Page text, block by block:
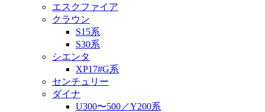
エスクファイア
クラウン
S15系
S30系
シエンタ
XP17#G系
センチュリー
ダイナ
U300〜500／Y200系